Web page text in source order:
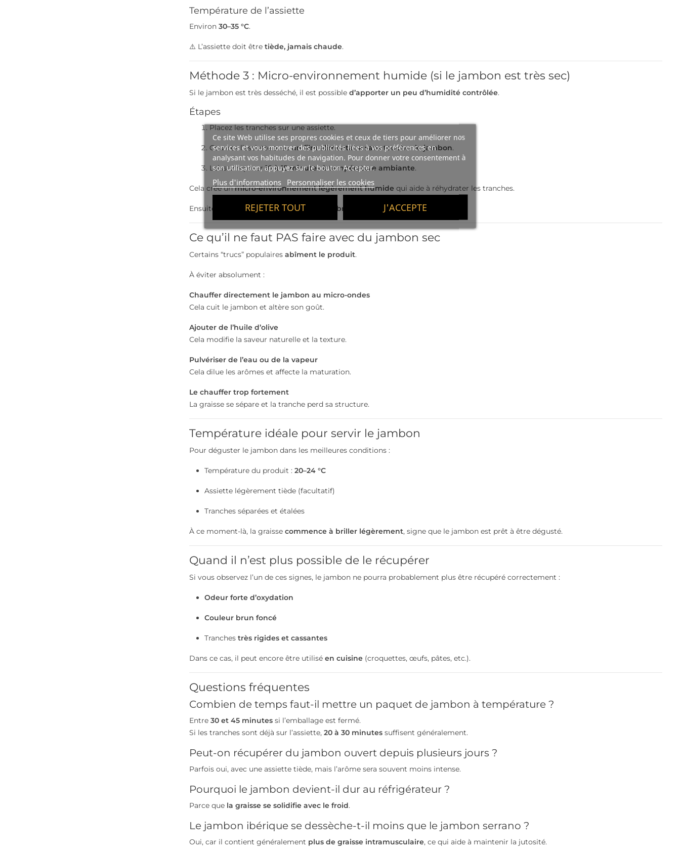
Ce site Web utilise ses propres cookies et ceux de tiers pour améliorer nos
services et vous montrer des publicités liées à vos préférences en
analysant vos habitudes de navigation. Pour donner votre consentement à
son utilisation, appuyez sur le bouton Accepter.
Plus d'informations Personnaliser les cookies
REJETER TOUT J'ACCEPTE
Température de l’assiette
Environ 30–35 °C.
⚠️ L’assiette doit être tiède, jamais chaude.
Méthode 3 : Micro-environnement humide (si le jambon est très sec)
Si le jambon est très desséché, il est possible d’apporter un peu d’humidité contrôlée.
Étapes
Placez les tranches sur une assiette.
Couvrez l’assiette avecun film alimentaire sans toucher le jambon.
Laissez reposer10 à 15 minutes à température ambiante.
Cela crée unmicro-environnement légèrement humide qui aide à réhydrater les tranches.
Ensuite, laissez-les 5 à 10 minutes à l’air libre avant de servir.
Ce qu’il ne faut PAS faire avec du jambon sec
Certains “trucs” populaires abîment le produit.
À éviter absolument :
Chauffer directement le jambon au micro-ondes
Cela cuit le jambon et altère son goût.
Ajouter de l’huile d’olive
Cela modifie la saveur naturelle et la texture.
Pulvériser de l’eau ou de la vapeur
Cela dilue les arômes et affecte la maturation.
Le chauffer trop fortement
La graisse se sépare et la tranche perd sa structure.
Température idéale pour servir le jambon
Pour déguster le jambon dans les meilleures conditions :
Température du produit : 20–24 °C
Assiette légèrement tiède (facultatif)
Tranches séparées et étalées
À ce moment-là, la graisse commence à briller légèrement, signe que le jambon est prêt à être dégusté.
Quand il n’est plus possible de le récupérer
Si vous observez l’un de ces signes, le jambon ne pourra probablement plus être récupéré correctement :
Odeur forte d’oxydation
Couleur brun foncé
Tranches très rigides et cassantes
Dans ce cas, il peut encore être utilisé en cuisine(croquettes, œufs, pâtes, etc.).
Questions fréquentes
Combien de temps faut-il mettre un paquet de jambon à température ?
Entre 30 et 45 minutessi l’emballage est fermé.
Si les tranches sont déjà sur l’assiette, 20 à 30 minutessuffisent généralement.
Peut-on récupérer du jambon ouvert depuis plusieurs jours ?
Parfois oui, avec une assiette tiède, mais l’arôme sera souvent moins intense.
Pourquoi le jambon devient-il dur au réfrigérateur ?
Parce que la graisse se solidifie avec le froid.
Le jambon ibérique se dessèche-t-il moins que le jambon serrano ?
Oui, car il contient généralement plus de graisse intramusculaire, ce qui aide à maintenir la jutosité.